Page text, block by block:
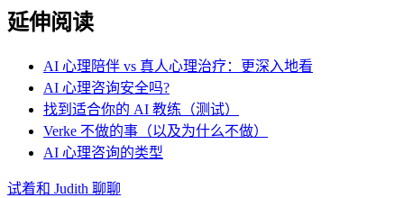
延伸阅读
AI 心理陪伴 vs 真人心理治疗：更深入地看
AI 心理咨询安全吗?
找到适合你的 AI 教练（测试）
Verke 不做的事（以及为什么不做）
AI 心理咨询的类型
试着和 Judith 聊聊